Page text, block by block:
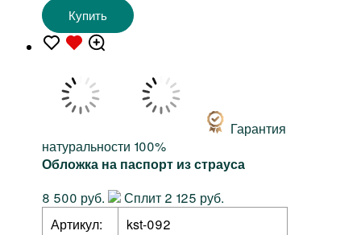
Купить
Гарантия
натуральности 100%
Обложка на паспорт из страуса
8 500 руб.
Сплит 2 125 руб.
Артикул:
kst-092